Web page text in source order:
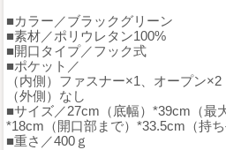
■カラー／ブラックグリーン
■素材／ポリウレタン100%
■開口タイプ／フック式
■ポケット／
（内側）ファスナー×1、オープン×2
（外側）なし
■サイズ／27cm（底幅）*39cm（最
*18cm（開口部まで）*33.5cm（持ち
■重さ／400ｇ